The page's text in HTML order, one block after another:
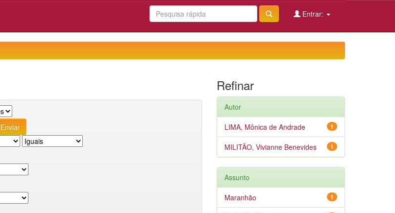
Entrar:
Refinar
Autor
1
LIMA, Mônica de Andrade
1
MILITÃO, Vivianne Benevides
Assunto
1
Maranhão